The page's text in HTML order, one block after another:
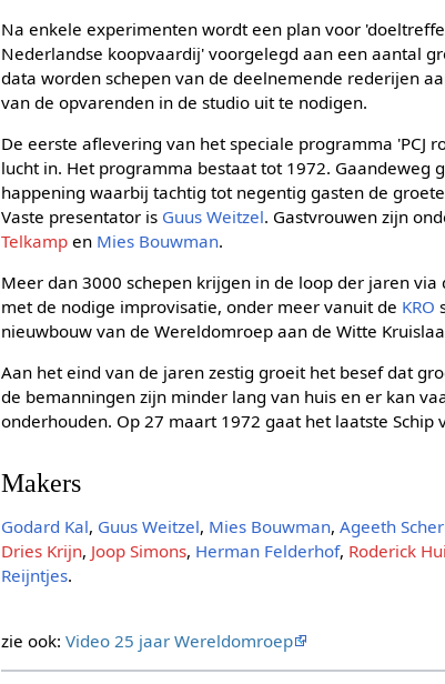
Na enkele experimenten wordt een plan voor
Nederlandse koopvaardij' voorgelegd aan een aantal
data worden schepen van de deelnemende rederijen
van de opvarenden in de studio uit te nodigen.
De eerste aflevering van het speciale programma 'PCJ
lucht in. Het programma bestaat tot 1972. Gaandeweg
happening waarbij tachtig tot negentig gasten de
Vaste presentator is Guus Weitzel. Gastvrouwen zijn
Telkamp en Mies Bouwman.
Meer dan 3000 schepen krijgen in de loop der jaren
met de nodige improvisatie, onder meer vanuit de KRO
nieuwbouw van de Wereldomroep aan de Witte
Aan het eind van de jaren zestig groeit het besef dat
de bemanningen zijn minder lang van huis en er kan
onderhouden. Op 27 maart 1972 gaat het laatste Schip
Makers
Godard Kal, Guus Weitzel, Mies Bouwman,Ageeth
Dries Krijn, Joop Simons, Herman Felderhof, Roderick
Reijntjes.
zie ook:Video 25 jaar Wereldomroep